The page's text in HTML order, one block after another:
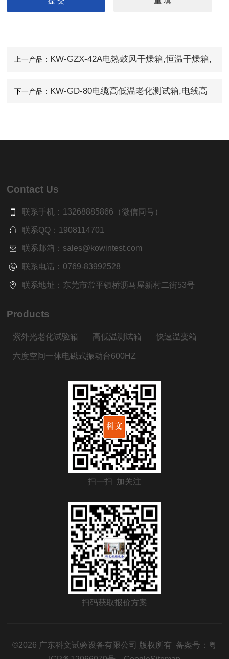
上一产品： KW-GZX-42A电热鼓风干燥箱,恒温干燥箱,
下一产品： KW-GD-80电缆高低温老化测试箱,电线高
Contact Us
联系手机：13268885866（微信同号）
联系QQ：1908114701
联系邮箱：sales@kowintest.com
联系电话：0769-83992528
联系地址：东莞市常平镇桥沥马屋新村二街53号
Products
紫外光老化试验箱 高低温测试箱 快速温变箱
六度空间一体电磁式振动台600HZ
扫一扫 加关注
扫码获取报价方案
©2026 广东科文试验设备有限公司 版权所有 备案号： 粤